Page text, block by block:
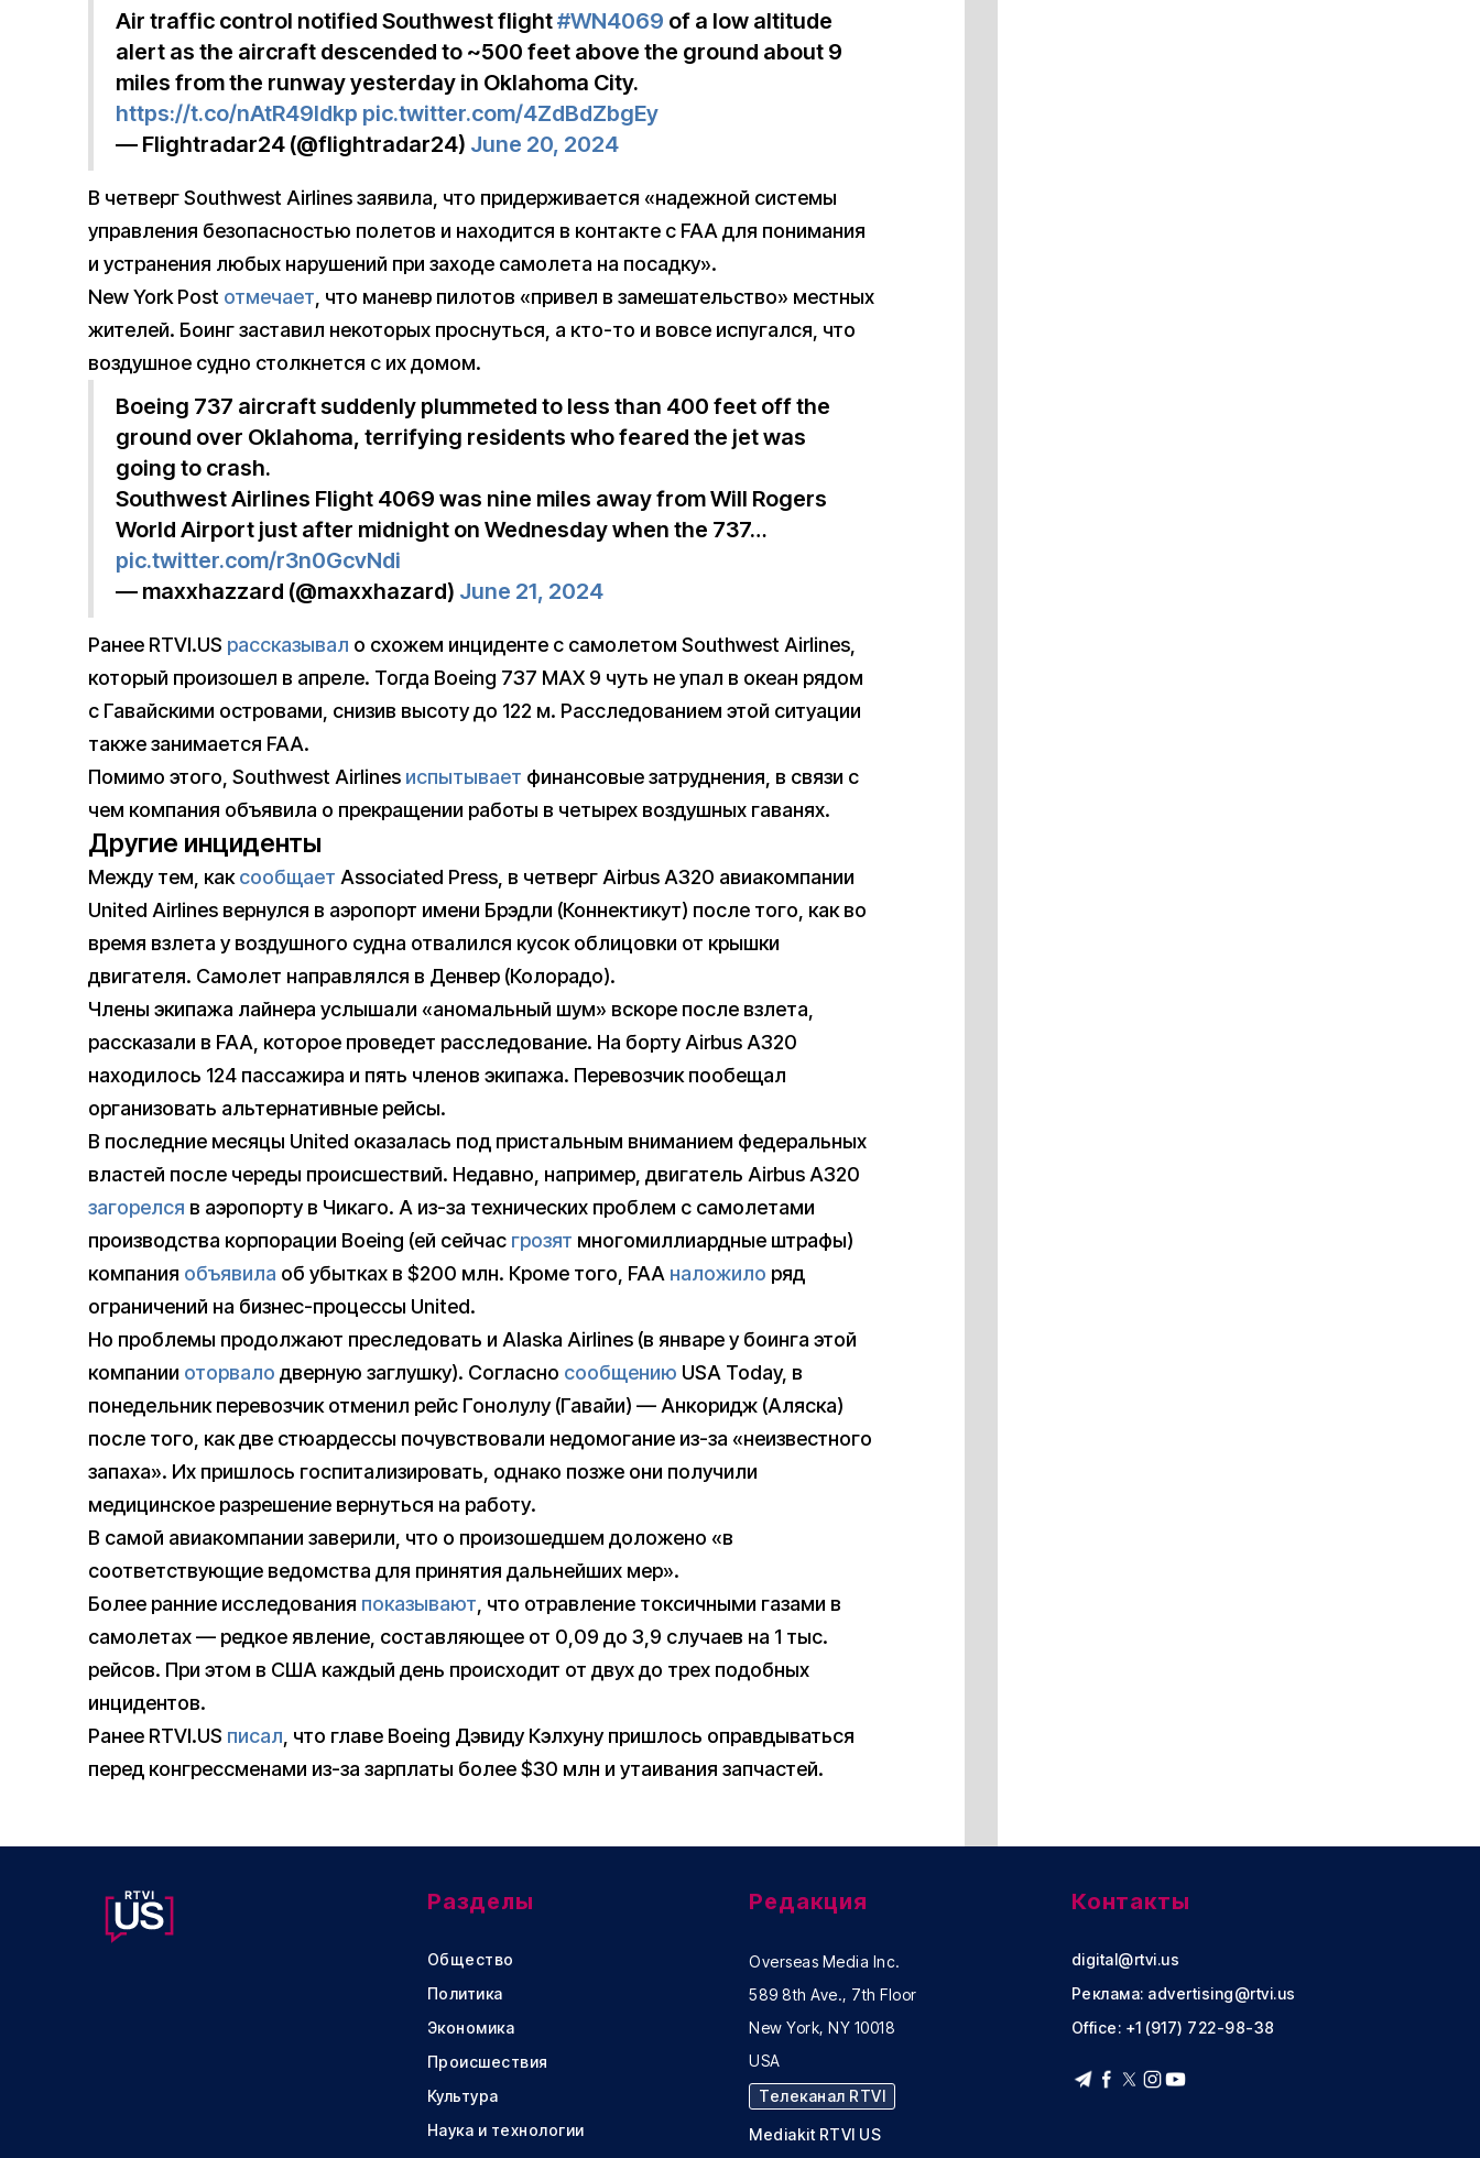
Air traffic control notified Southwest flight#WN4069 of a low altitude
alert as the aircraft descended to ~500 feet above the ground about 9
miles from the runway yesterday in Oklahoma City.
https://t.co/nAtR49ldkp pic.twitter.com/4ZdBdZbgEy
— Flightradar24 (@flightradar24) June 20, 2024
В четверг Southwest Airlines заявила, что придерживается «надежной системы
управления безопасностью полетов и находится в контакте с FAA для понимания
и устранения любых нарушений при заходе самолета на посадку».
New York Post отмечает, что маневр пилотов «привел в замешательство» местных
жителей. Боинг заставил некоторых проснуться, а кто-то и вовсе испугался, что
воздушное судно столкнется с их домом.
Boeing 737 aircraft suddenly plummeted to less than 400 feet off the
ground over Oklahoma, terrifying residents who feared the jet was
going to crash.
Southwest Airlines Flight 4069 was nine miles away from Will Rogers
World Airport just after midnight on Wednesday when the 737…
pic.twitter.com/r3n0GcvNdi
— maxxhazzard (@maxxhazard) June 21, 2024
Ранее RTVI.US рассказывал о схожем инциденте с самолетом Southwest Airlines,
который произошел в апреле. Тогда Boeing 737 MAX 9 чуть не упал в океан рядом
с Гавайскими островами, снизив высоту до 122 м. Расследованием этой ситуации
также занимается FAA.
Помимо этого, Southwest Airlines испытывает финансовые затруднения, в связи с
чем компания объявила о прекращении работы в четырех воздушных гаванях.
Другие инциденты
Между тем, каксообщает Associated Press, в четверг Airbus A320 авиакомпании
United Airlines вернулся в аэропорт имени Брэдли (Коннектикут) после того, как во
время взлета у воздушного судна отвалился кусок облицовки от крышки
двигателя. Самолет направлялся в Денвер (Колорадо).
Члены экипажа лайнера услышали «аномальный шум» вскоре после взлета,
рассказали в FAA, которое проведет расследование. На борту Airbus A320
находилось 124 пассажира и пять членов экипажа. Перевозчик пообещал
организовать альтернативные рейсы.
В последние месяцы United оказалась под пристальным вниманием федеральных
властей после череды происшествий. Недавно, например, двигатель Airbus A320
загорелся в аэропорту в Чикаго. А из-за технических проблем с самолетами
производства корпорации Boeing (ей сейчас грозят многомиллиардные штрафы)
компания объявила об убытках в $200 млн. Кроме того, FAA наложило ряд
ограничений на бизнес-процессы United.
Но проблемы продолжают преследовать и Alaska Airlines (в январе у боинга этой
компании оторвало дверную заглушку). Согласно сообщению USA Today, в
понедельник перевозчик отменил рейс Гонолулу (Гавайи) — Анкоридж (Аляска)
после того, как две стюардессы почувствовали недомогание из-за «неизвестного
запаха». Их пришлось госпитализировать, однако позже они получили
медицинское разрешение вернуться на работу.
В самой авиакомпании заверили, что о произошедшем доложено «в
соответствующие ведомства для принятия дальнейших мер».
Более ранние исследования показывают, что отравление токсичными газами в
самолетах — редкое явление, составляющее от 0,09 до 3,9 случаев на 1 тыс.
рейсов. При этом в США каждый день происходит от двух до трех подобных
инцидентов.
Ранее RTVI.US писал, что главе Boeing Дэвиду Кэлхуну пришлось оправдываться
перед конгрессменами из-за зарплаты более $30 млн и утаивания запчастей.
Разделы
Общество
Политика
Экономика
Происшествия
Культура
Наука и технологии
Редакция
Overseas Media Inc.
589 8th Ave., 7th Floor
New York, NY 10018
USA
Телеканал RTVI
Mediakit RTVI US
Контакты
digital@rtvi.us
Реклама: advertising@rtvi.us
Office: +1 (917) 722-98-38